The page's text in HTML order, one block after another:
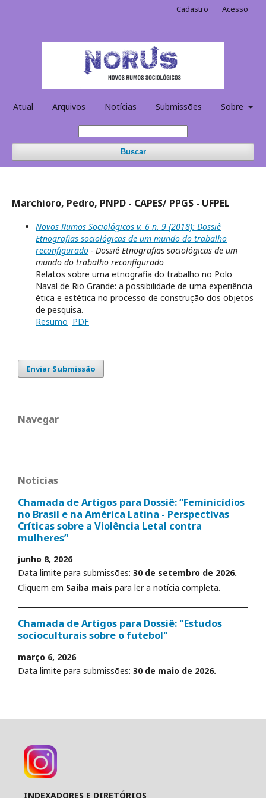
Atual Arquivos Notícias Submissões Sobre
Buscar
Cadastro Acesso
Marchioro, Pedro, PNPD - CAPES/ PPGS - UFPEL
Novos Rumos Sociológicos v. 6 n. 9 (2018): Dossiê
Etnografias sociológicas de um mundo do trabalho
reconfigurado - Dossiê Etnografias sociológicas de um
mundo do trabalho reconfigurado
Relatos sobre uma etnografia do trabalho no Polo
Naval de Rio Grande: a possibilidade de uma experiência
ética e estética no processo de construção dos objetos
de pesquisa.
Resumo PDF
Enviar Submissão
Navegar
Notícias
Chamada de Artigos para Dossiê: “Feminicídios
no Brasil e na América Latina - Perspectivas
Críticas sobre a Violência Letal contra
mulheres”
junho 8, 2026
Data limite para submissões: 30 de setembro de 2026.
Cliquem em Saiba mais para ler a notícia completa.
Chamada de Artigos para Dossiê: "Estudos
socioculturais sobre o futebol"
março 6, 2026
Data limite para submissões: 30 de maio de 2026.
INDEXADORES E DIRETÓRIOS